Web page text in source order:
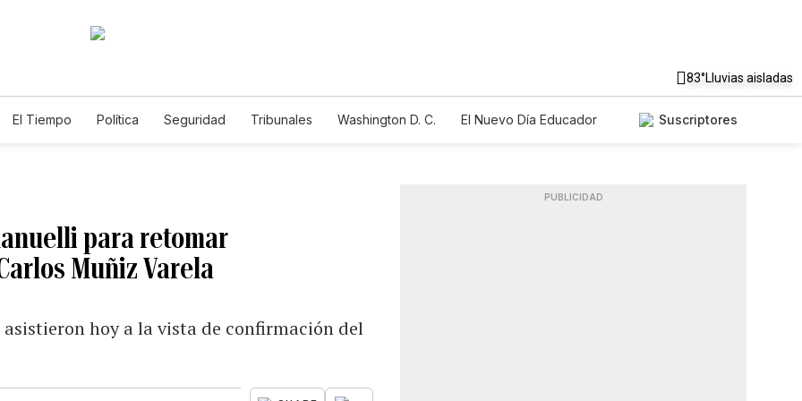
83°Lluvias aisladas
El Tiempo Política Seguridad Tribunales Washington D. C.
El Nuevo Día Educador
Suscriptores
para retomar
Muñiz Varela
hoy a la vista de confirmación del
PUBLICIDAD